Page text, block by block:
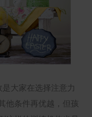
大家在选择注意力
他条件再优越，但孩